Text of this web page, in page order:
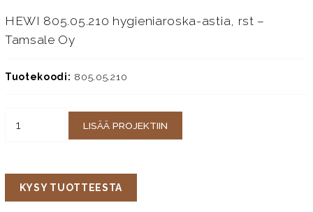
HEWI 805.05.210 hygieniaroska-astia, rst –
Tamsale Oy
Tuotekoodi: 805.05.210
LISÄÄ PROJEKTIIN
KYSY TUOTTEESTA